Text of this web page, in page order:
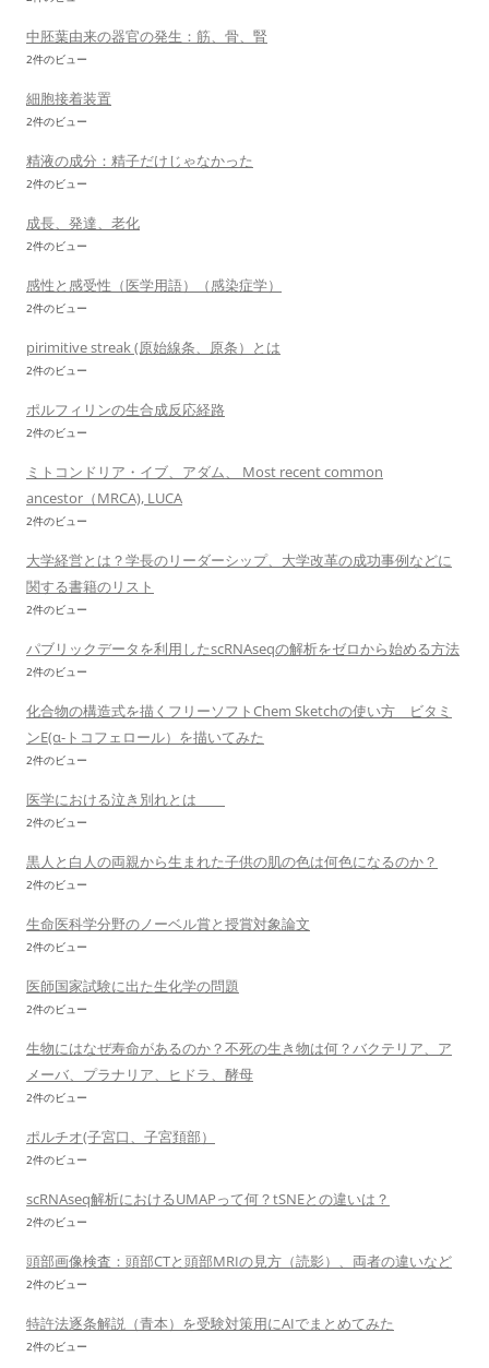
中胚葉由来の器官の発生：筋、骨、腎
2件のビュー
細胞接着装置
2件のビュー
精液の成分：精子だけじゃなかった
2件のビュー
成長、発達、老化
2件のビュー
感性と感受性（医学用語）（感染症学）
2件のビュー
pirimitive streak (原始線条、原条）とは
2件のビュー
ポルフィリンの生合成反応経路
2件のビュー
ミトコンドリア・イブ、アダム、 Most recent common
ancestor（MRCA), LUCA
2件のビュー
大学経営とは？学長のリーダーシップ、大学改革の成功事例などに
関する書籍のリスト
2件のビュー
パブリックデータを利用したscRNAseqの解析をゼロから始める方法
2件のビュー
化合物の構造式を描くフリーソフトChem Sketchの使い方 ビタミ
ンE(α-トコフェロール）を描いてみた
2件のビュー
医学における泣き別れとは
2件のビュー
黒人と白人の両親から生まれた子供の肌の色は何色になるのか？
2件のビュー
生命医科学分野のノーベル賞と授賞対象論文
2件のビュー
医師国家試験に出た生化学の問題
2件のビュー
生物にはなぜ寿命があるのか？不死の生き物は何？バクテリア、ア
メーバ、プラナリア、ヒドラ、酵母
2件のビュー
ポルチオ(子宮口、子宮頚部）
2件のビュー
scRNAseq解析におけるUMAPって何？tSNEとの違いは？
2件のビュー
頭部画像検査：頭部CTと頭部MRIの見方（読影）、両者の違いなど
2件のビュー
特許法逐条解説（青本）を受験対策用にAIでまとめてみた
2件のビュー